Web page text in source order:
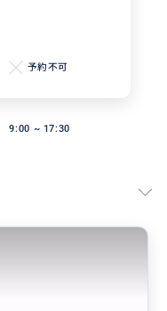
予約不可
9:00 ~ 17:30